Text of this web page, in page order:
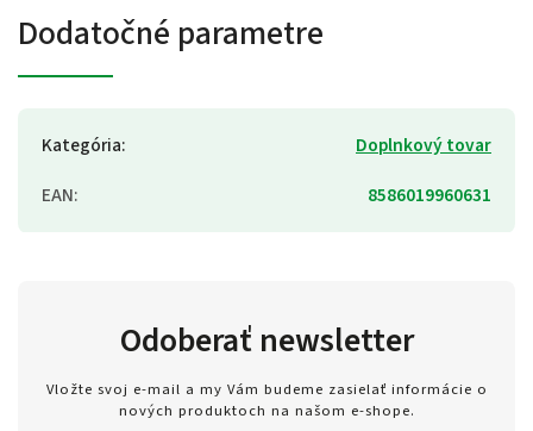
Dodatočné parametre
Kategória:
Doplnkový tovar
EAN: 8586019960631
Odoberať newsletter
Vložte svoj e-mail a my Vám budeme zasielať informácie o
nových produktoch na našom e-shope.